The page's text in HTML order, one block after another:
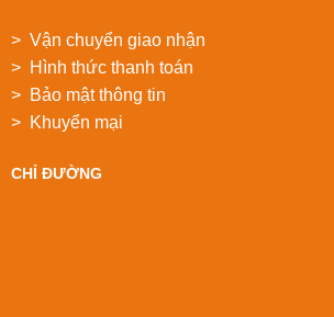
> Vận chuyển giao nhận
> Hình thức thanh toán
> Bảo mật thông tin
> Khuyển mại
CHỈ ĐƯỜNG